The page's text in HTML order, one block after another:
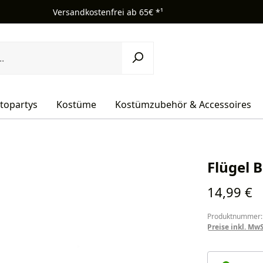
Versandkostenfrei ab 65€ *¹
Kostüme Kostümzubehör & Accessoires
Flügel
Regulärer
14,99 €
Preise inkl.